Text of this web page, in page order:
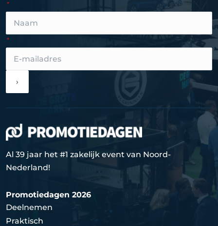
›
Al 39 jaar het #1 zakelijk event van Noord-
Nederland!
Promotiedagen 2026
Deelnemen
Praktisch